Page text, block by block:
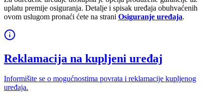
uplatu premije osiguranja. Detalje i spisak uređaja obuhvaćenih
ovom uslugom pronaći ćete na strani Osiguranje uređaja.
Reklamacija na kupljeni uređaj
Informišite se o mogućnostima povrata i reklamacije kupljenog
uređaja.